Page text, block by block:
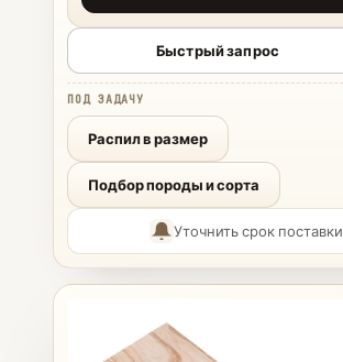
Быстрый запрос
ПОД ЗАДАЧУ
Распил в размер
Подбор породы и сорта
Уточнить срок поставки